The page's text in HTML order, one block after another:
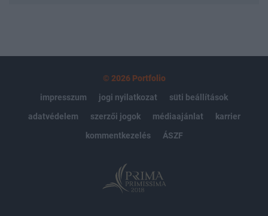
© 2026 Portfolio
impresszum
jogi nyilatkozat
süti beállítások
adatvédelem
szerzői jogok médiaajánlat
karrier
kommentkezelés
ÁSZF